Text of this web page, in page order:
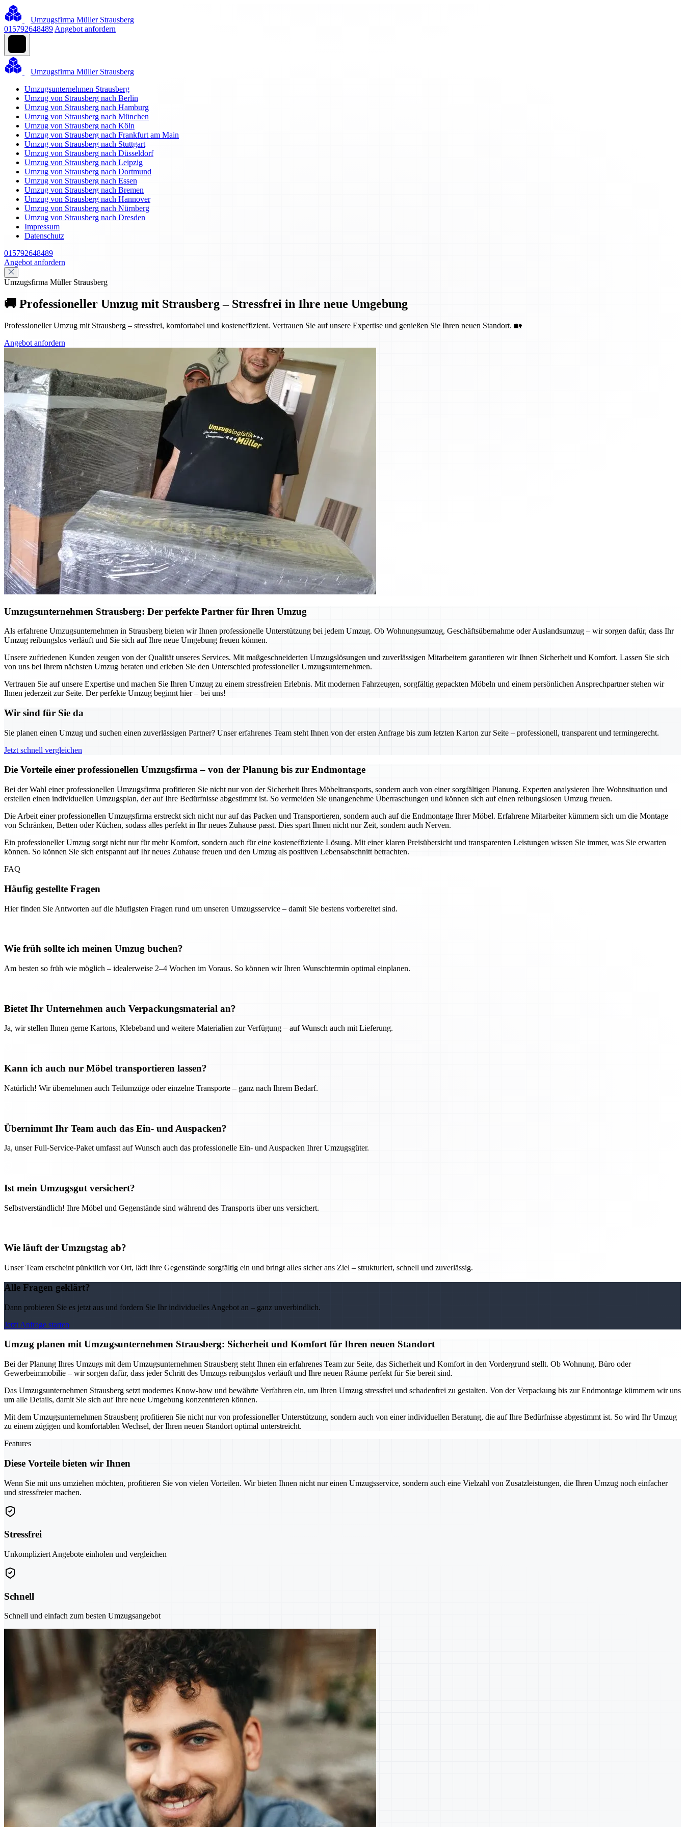
Umzugsfirma Müller Strausberg
015792648489 Angebot anfordern
Umzugsfirma Müller Strausberg
Umzugsunternehmen Strausberg
Umzug von Strausberg nach Berlin
Umzug von Strausberg nach Hamburg
Umzug von Strausberg nach München
Umzug von Strausberg nach Köln
Umzug von Strausberg nach Frankfurt am Main
Umzug von Strausberg nach Stuttgart
Umzug von Strausberg nach Düsseldorf
Umzug von Strausberg nach Leipzig
Umzug von Strausberg nach Dortmund
Umzug von Strausberg nach Essen
Umzug von Strausberg nach Bremen
Umzug von Strausberg nach Hannover
Umzug von Strausberg nach Nürnberg
Umzug von Strausberg nach Dresden
Impressum
Datenschutz
015792648489
Angebot anfordern
Umzugsfirma Müller Strausberg
🚚 Professioneller Umzug mit Strausberg – Stressfrei in Ihre neue Umgebung
Professioneller Umzug mit Strausberg – stressfrei, komfortabel und kosteneffizient. Vertrauen Sie auf unsere Expertise und genießen Sie Ihren neuen Standort. 🏡
Angebot anfordern
Umzugsunternehmen Strausberg: Der perfekte Partner für Ihren Umzug
Als erfahrene Umzugsunternehmen in Strausberg bieten wir Ihnen professionelle Unterstützung bei jedem Umzug. Ob Wohnungsumzug, Geschäftsübernahme oder Auslandsumzug – wir sorgen dafür, dass Ihr
Umzug reibungslos verläuft und Sie sich auf Ihre neue Umgebung freuen können.
Unsere zufriedenen Kunden zeugen von der Qualität unseres Services. Mit maßgeschneiderten Umzugslösungen und zuverlässigen Mitarbeitern garantieren wir Ihnen Sicherheit und Komfort. Lassen Sie sich
von uns bei Ihrem nächsten Umzug beraten und erleben Sie den Unterschied professioneller Umzugsunternehmen.
Vertrauen Sie auf unsere Expertise und machen Sie Ihren Umzug zu einem stressfreien Erlebnis. Mit modernen Fahrzeugen, sorgfältig gepackten Möbeln und einem persönlichen Ansprechpartner stehen wir
Ihnen jederzeit zur Seite. Der perfekte Umzug beginnt hier – bei uns!
Wir sind für Sie da
Sie planen einen Umzug und suchen einen zuverlässigen Partner? Unser erfahrenes Team steht Ihnen von der ersten Anfrage bis zum letzten Karton zur Seite – professionell, transparent und termingerecht.
Jetzt schnell vergleichen
Die Vorteile einer professionellen Umzugsfirma – von der Planung bis zur Endmontage
Bei der Wahl einer professionellen Umzugsfirma profitieren Sie nicht nur von der Sicherheit Ihres Möbeltransports, sondern auch von einer sorgfältigen Planung. Experten analysieren Ihre Wohnsituation und
erstellen einen individuellen Umzugsplan, der auf Ihre Bedürfnisse abgestimmt ist. So vermeiden Sie unangenehme Überraschungen und können sich auf einen reibungslosen Umzug freuen.
Die Arbeit einer professionellen Umzugsfirma erstreckt sich nicht nur auf das Packen und Transportieren, sondern auch auf die Endmontage Ihrer Möbel. Erfahrene Mitarbeiter kümmern sich um die Montage
von Schränken, Betten oder Küchen, sodass alles perfekt in Ihr neues Zuhause passt. Dies spart Ihnen nicht nur Zeit, sondern auch Nerven.
Ein professioneller Umzug sorgt nicht nur für mehr Komfort, sondern auch für eine kosteneffiziente Lösung. Mit einer klaren Preisübersicht und transparenten Leistungen wissen Sie immer, was Sie erwarten
können. So können Sie sich entspannt auf Ihr neues Zuhause freuen und den Umzug als positiven Lebensabschnitt betrachten.
FAQ
Häufig gestellte Fragen
Hier finden Sie Antworten auf die häufigsten Fragen rund um unseren Umzugsservice – damit Sie bestens vorbereitet sind.
Wie früh sollte ich meinen Umzug buchen?
Am besten so früh wie möglich – idealerweise 2–4 Wochen im Voraus. So können wir Ihren Wunschtermin optimal einplanen.
Bietet Ihr Unternehmen auch Verpackungsmaterial an?
Ja, wir stellen Ihnen gerne Kartons, Klebeband und weitere Materialien zur Verfügung – auf Wunsch auch mit Lieferung.
Kann ich auch nur Möbel transportieren lassen?
Natürlich! Wir übernehmen auch Teilumzüge oder einzelne Transporte – ganz nach Ihrem Bedarf.
Übernimmt Ihr Team auch das Ein- und Auspacken?
Ja, unser Full-Service-Paket umfasst auf Wunsch auch das professionelle Ein- und Auspacken Ihrer Umzugsgüter.
Ist mein Umzugsgut versichert?
Selbstverständlich! Ihre Möbel und Gegenstände sind während des Transports über uns versichert.
Wie läuft der Umzugstag ab?
Unser Team erscheint pünktlich vor Ort, lädt Ihre Gegenstände sorgfältig ein und bringt alles sicher ans Ziel – strukturiert, schnell und zuverlässig.
Alle Fragen geklärt?
Dann probieren Sie es jetzt aus und fordern Sie Ihr individuelles Angebot an – ganz unverbindlich.
Jetzt Anfrage starten
Umzug planen mit Umzugsunternehmen Strausberg: Sicherheit und Komfort für Ihren neuen Standort
Bei der Planung Ihres Umzugs mit dem Umzugsunternehmen Strausberg steht Ihnen ein erfahrenes Team zur Seite, das Sicherheit und Komfort in den Vordergrund stellt. Ob Wohnung, Büro oder
Gewerbeimmobilie – wir sorgen dafür, dass jeder Schritt des Umzugs reibungslos verläuft und Ihre neuen Räume perfekt für Sie bereit sind.
Das Umzugsunternehmen Strausberg setzt modernes Know-how und bewährte Verfahren ein, um Ihren Umzug stressfrei und schadenfrei zu gestalten. Von der Verpackung bis zur Endmontage kümmern wir uns
um alle Details, damit Sie sich auf Ihre neue Umgebung konzentrieren können.
Mit dem Umzugsunternehmen Strausberg profitieren Sie nicht nur von professioneller Unterstützung, sondern auch von einer individuellen Beratung, die auf Ihre Bedürfnisse abgestimmt ist. So wird Ihr Umzug
zu einem zügigen und komfortablen Wechsel, der Ihren neuen Standort optimal unterstreicht.
Features
Diese Vorteile bieten wir Ihnen
Wenn Sie mit uns umziehen möchten, profitieren Sie von vielen Vorteilen. Wir bieten Ihnen nicht nur einen Umzugsservice, sondern auch eine Vielzahl von Zusatzleistungen, die Ihren Umzug noch einfacher
und stressfreier machen.
Stressfrei
Unkompliziert Angebote einholen und vergleichen
Schnell
Schnell und einfach zum besten Umzugsangebot